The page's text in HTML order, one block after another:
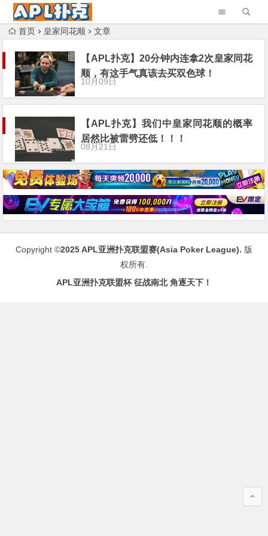
首页 皇家同花顺 文章
【APL扑克】20分钟内连拿2次皇家同花
顺，有这手气真该去买双色球！
10月09日
【APL扑克】我们中皇家同花顺的概率
居然比被雷劈还低！！！
08月21日
Copyright ©2025APL亚洲扑克联盟赛(Asia Poker League). 版
权所有.
APL亚洲扑克联盟杯 征战南北 角逐天下！